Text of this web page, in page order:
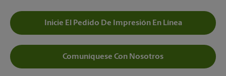
Inicie El Pedido De Impresión En Línea
Comuníquese Con Nosotros